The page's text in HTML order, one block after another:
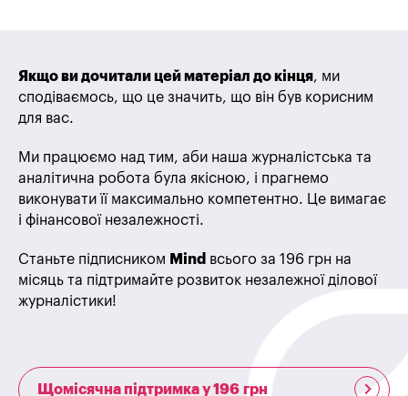
Якщо ви дочитали цей матеріал до кінця, ми
сподіваємось, що це значить, що він був корисним
для вас.
Ми працюємо над тим, аби наша журналістська та
аналітична робота була якісною, і прагнемо
виконувати її максимально компетентно. Це вимагає
і фінансової незалежності.
Станьте підписником Mind всього за 196 грн на
місяць та підтримайте розвиток незалежної ділової
журналістики!
Щомісячна підтримка у 196 грн